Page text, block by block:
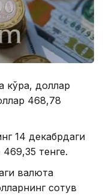
кўра, доллар
468,78
14 декабрдаги
тенге.
валюта
сотув